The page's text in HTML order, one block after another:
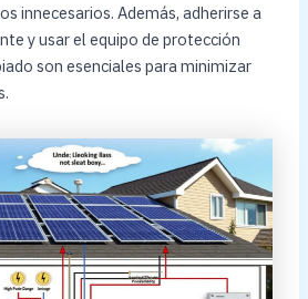
innecesarios. Además, adherirse a
y usar el equipo de protección
son esenciales para minimizar